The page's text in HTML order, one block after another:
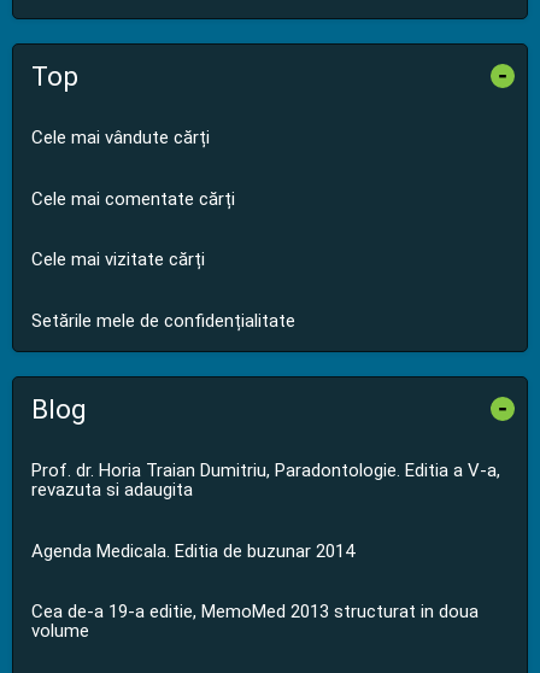
Top -
Cele mai vândute cărți
Cele mai comentate cărți
Cele mai vizitate cărți
Setările mele de confidențialitate
Blog -
Prof. dr. Horia Traian Dumitriu, Paradontologie. Editia a V-a,
revazuta si adaugita
Agenda Medicala. Editia de buzunar 2014
Cea de-a 19-a editie, MemoMed 2013 structurat in doua
volume